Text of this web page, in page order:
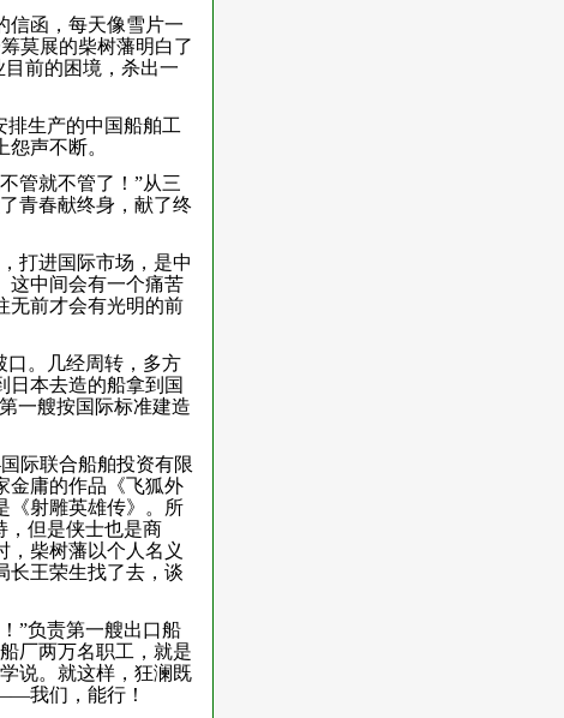
信函，每天像雪片一
莫展的柴树藩明白了
前的困境，杀出一
排生产的中国船舶工
声不断。
管就不管了！”从三
青春献终身，献了终
打进国际市场，是中
这中间会有一个痛苦
无前才会有光明的前
口。几经周转，多方
日本去造的船拿到国
一艘按国际标准建造
际联合船舶投资有限
金庸的作品《飞狐外
《射雕英雄传》。所
，但是侠士也是商
，柴树藩以个人名义
长王荣生找了去，谈
”负责第一艘出口船
厂两万名职工，就是
说。就这样，狂澜既
我们，能行！